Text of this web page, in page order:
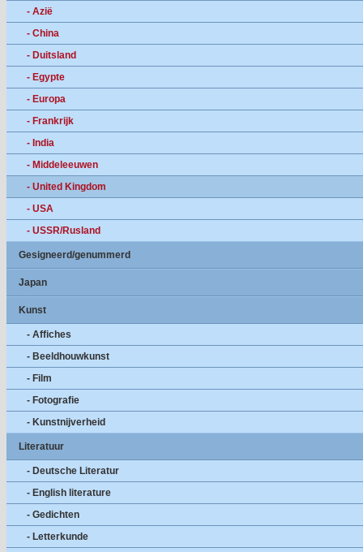
- Azië
- China
- Duitsland
- Egypte
- Europa
- Frankrijk
- India
- Middeleeuwen
- United Kingdom
- USA
- USSR/Rusland
Gesigneerd/genummerd
Japan
Kunst
- Affiches
- Beeldhouwkunst
- Film
- Fotografie
- Kunstnijverheid
Literatuur
- Deutsche Literatur
- English literature
- Gedichten
- Letterkunde